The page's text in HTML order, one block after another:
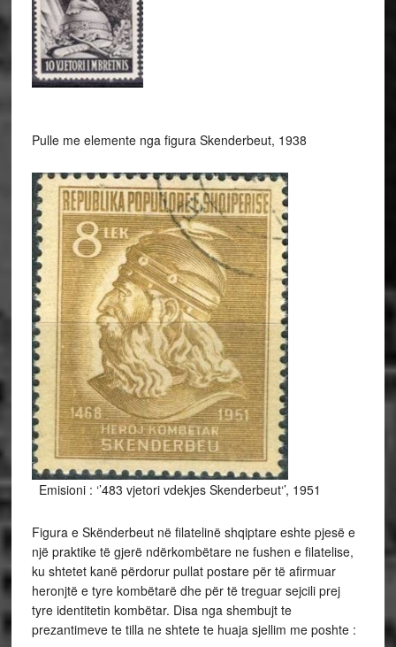
Pulle me elemente nga figura Skenderbeut, 1938
Emisioni : ‘’483 vjetori vdekjes Skenderbeut‘’, 1951
Figura e Skënderbeut në filatelinë shqiptare eshte pjesë e
një praktike të gjerë ndërkombëtare ne fushen e filatelise,
ku shtetet kanë përdorur pullat postare për të afirmuar
heronjtë e tyre kombëtarë dhe për të treguar sejcili prej
tyre identitetin kombëtar. Disa nga shembujt te
prezantimeve te tilla ne shtete te huaja sjellim me poshte :